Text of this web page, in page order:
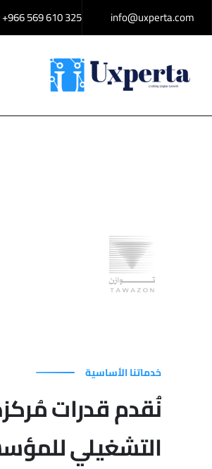
+966 569 610 325
خدماتنا الأساسية
نُقدم قدرات
التشغيلي